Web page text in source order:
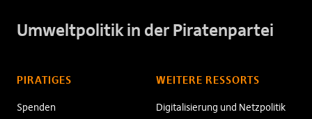
Umweltpolitik in der Piratenpartei
PIRATIGES
Spenden
WEITERE RESSORTS
Digitalisierung und Netzpolitik